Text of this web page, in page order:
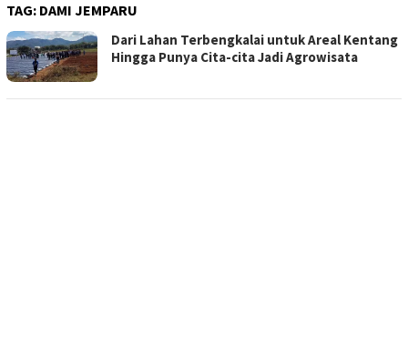
TAG: DAMI JEMPARU
Dari Lahan Terbengkalai untuk Areal Kentang
Hingga Punya Cita-cita Jadi Agrowisata